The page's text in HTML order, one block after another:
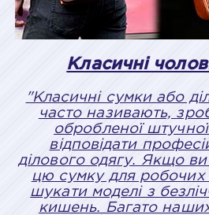
Класичні
"Класичні сумки або
часто називають,
обробленої
відповідати
ділового одягу. Якщо
цю сумку для робочих
шукати моделі з
кишень. Багато